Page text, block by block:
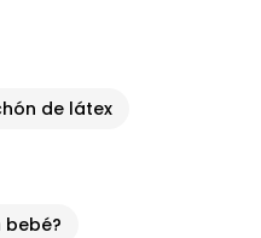
de látex
bebé?